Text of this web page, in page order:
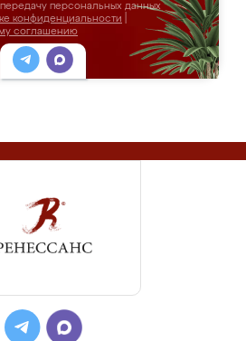
персональных данных
конфиденциальности
соглашению